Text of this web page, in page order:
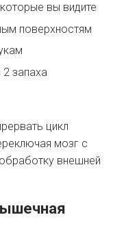
вы видите
поверхностям
запаха
цикл
мозг с
внешней